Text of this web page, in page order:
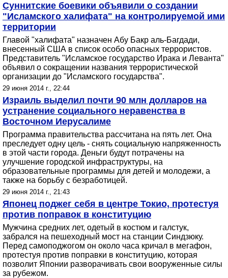
Суннитские боевики объявили о создании
"Исламского халифата" на контролируемой ими
территории
Главой "халифата" назначен Абу Бакр аль-Багдади,
внесенный США в список особо опасных террористов.
Представитель "Исламское государство Ирака и Леванта"
объявил о сокращении названия террористической
организации до "Исламского государства".
29 июня 2014 г., 22:44
Израиль выделил почти 90 млн долларов на
устранение социального неравенства в
Восточном Иерусалиме
Программа правительства рассчитана на пять лет. Она
преследует одну цель - снять социальную напряженность
в этой части города. Деньги будут потрачены на
улучшение городской инфраструктуры, на
образовательные программы для детей и молодежи, а
также на борьбу с безработицей.
29 июня 2014 г., 21:43
Японец поджег себя в центре Токио, протестуя
против поправок в конституцию
Мужчина средних лет, одетый в костюм и галстук,
забрался на пешеходный мост на станции Синдзюку.
Перед самоподжогом он около часа кричал в мегафон,
протестуя против поправки в конституцию, которая
позволит Японии разворачивать свои вооруженные силы
за рубежом.